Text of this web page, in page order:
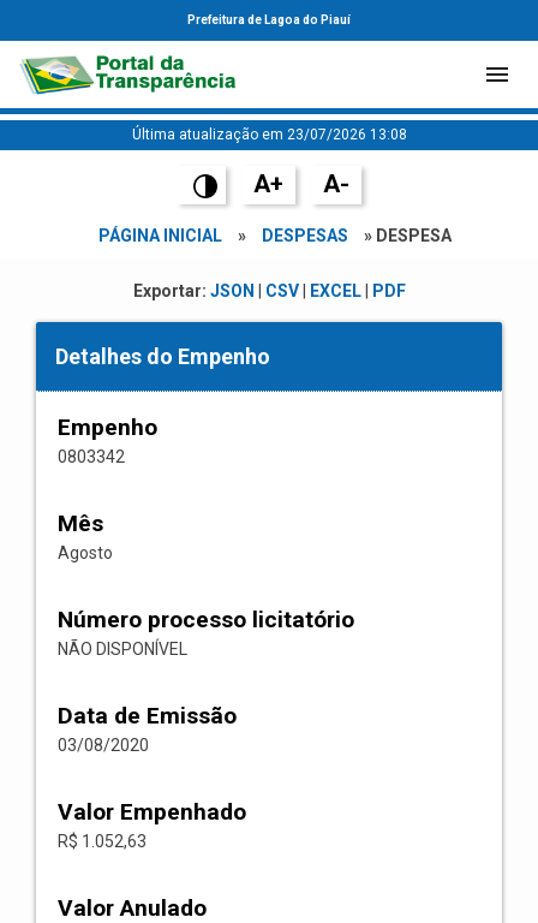
Prefeitura de Lagoa do Piauí
Última atualização em 23/07/2026 13:08
A+ A-
PÁGINA INICIAL » DESPESAS » DESPESA
Exportar: JSON CSV| EXCEL| PDF
Detalhes do Empenho
Empenho
0803342
Mês
Agosto
Número processo licitatório
NÃO DISPONÍVEL
Data de Emissão
03/08/2020
Valor Empenhado
R$ 1.052,63
Valor Anulado